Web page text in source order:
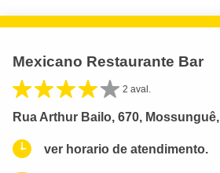
Mexicano Restaurante Bar
2 aval.
Rua Arthur Bailo, 670,
ver horario de atendimento.